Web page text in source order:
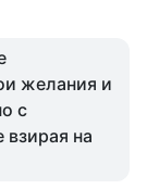
желания и
с
на